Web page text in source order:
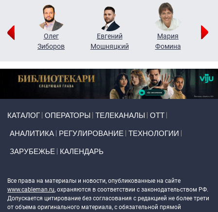
Олег
Зиборов
Евгений
Мошняцкий
Мария
Фомина
КАТАЛОГ ОПЕРАТОРЫ ТЕЛЕКАНАЛЫ ОТТ
АНАЛИТИКА РЕГУЛИРОВАНИЕ ТЕХНОЛОГИИ
ЗАРУБЕЖЬЕ КАЛЕНДАРЬ
Все права на материалы и новости, опубликованные на сайте
www.cableman.ru, охраняются в соответствии с законодательством РФ.
Допускается цитирование без согласования с редакцией не более трети
от объема оригинального материала, с обязательной прямой